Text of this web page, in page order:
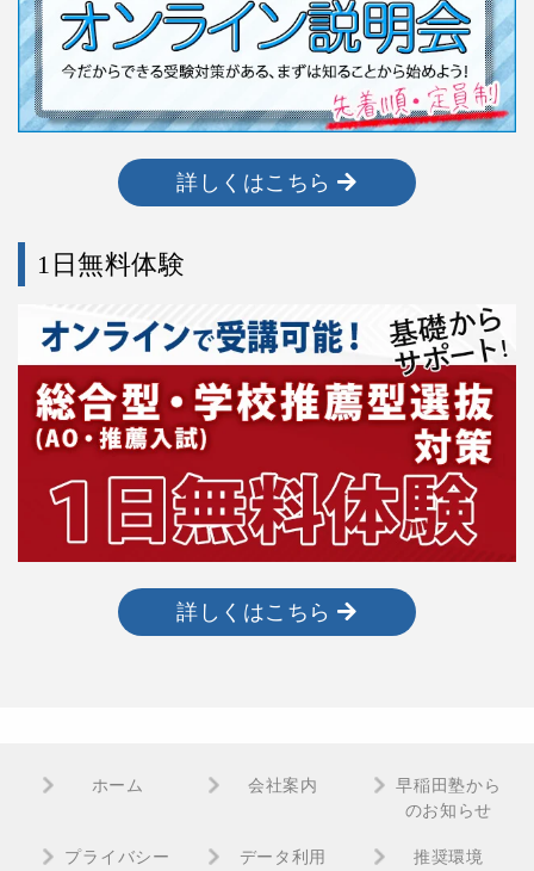
詳しくはこちら
1日無料体験
詳しくはこちら
ホーム 会社案内
早稲田塾から
のお知らせ
プライバシー
データ利用 推奨環境